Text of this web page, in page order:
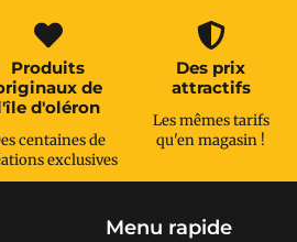
Produits
de
d'oléron
centaines de
exclusives
Des prix
attractifs
Les mêmes tarifs
qu'en magasin !
Menu rapide